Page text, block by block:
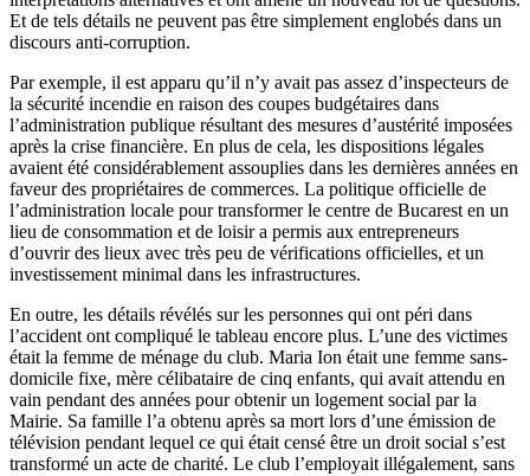
Et de tels détails ne peuvent pas être simplement englobés dans un
discours anti-corruption.
Par exemple, il est apparu qu’il n’y avait pas assez d’inspecteurs de
la sécurité incendie en raison des coupes budgétaires dans
l’administration publique résultant des mesures d’austérité imposées
après la crise financière. En plus de cela, les dispositions légales
avaient été considérablement assouplies dans les dernières années en
faveur des propriétaires de commerces. La politique officielle de
l’administration locale pour transformer le centre de Bucarest en un
lieu de consommation et de loisir a permis aux entrepreneurs
d’ouvrir des lieux avec très peu de vérifications officielles, et un
investissement minimal dans les infrastructures.
En outre, les détails révélés sur les personnes qui ont péri dans
l’accident ont compliqué le tableau encore plus. L’une des victimes
était la femme de ménage du club. Maria Ion était une femme sans-
domicile fixe, mère célibataire de cinq enfants, qui avait attendu en
vain pendant des années pour obtenir un logement social par la
Mairie. Sa famille l’a obtenu après sa mort lors d’une émission de
télévision pendant lequel ce qui était censé être un droit social s’est
transformé un acte de charité. Le club l’employait illégalement, sans